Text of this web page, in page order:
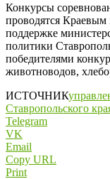
Конкурсы
проводятся
поддержке
политики
победителями
животноводов,
ИСТОЧНИК
Ставропольского
Telegram
VK
Email
Copy URL
Print